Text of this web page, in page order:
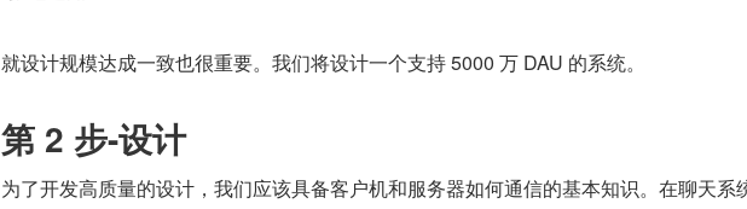
就设计规模达成一致也很重要。我们将设计一个支持 5000 万 DAU 的系统。
第 2 步-设计
为了开发高质量的设计，我们应该具备客户机和服务器如何通信的基本知识。在聊天系